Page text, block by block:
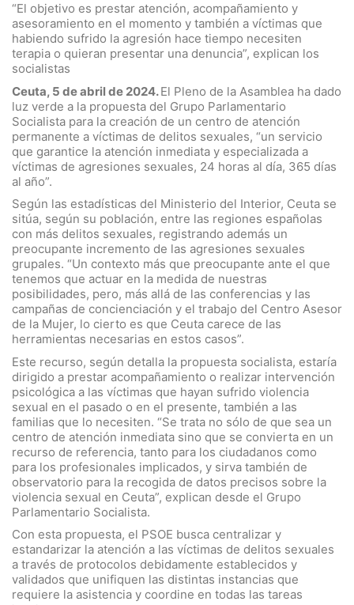
“El objetivo es prestar atención, acompañamiento y
asesoramiento en el momento y también a víctimas que
habiendo sufrido la agresión hace tiempo necesiten
terapia o quieran presentar una denuncia”, explican los
socialistas
Ceuta, 5 de abril de 2024.El Pleno de la Asamblea ha dado
luz verde a la propuesta del Grupo Parlamentario
Socialista para la creación de un centro de atención
permanente a víctimas de delitos sexuales, “un servicio
que garantice la atención inmediata y especializada a
víctimas de agresiones sexuales, 24 horas al día, 365 días
al año”.
Según las estadísticas del Ministerio del Interior, Ceuta se
sitúa, según su población, entre las regiones españolas
con más delitos sexuales, registrando además un
preocupante incremento de las agresiones sexuales
grupales. “Un contexto más que preocupante ante el que
tenemos que actuar en la medida de nuestras
posibilidades, pero, más allá de las conferencias y las
campañas de concienciación y el trabajo del Centro Asesor
de la Mujer, lo cierto es que Ceuta carece de las
herramientas necesarias en estos casos”.
Este recurso, según detalla la propuesta socialista, estaría
dirigido a prestar acompañamiento o realizar intervención
psicológica a las víctimas que hayan sufrido violencia
sexual en el pasado o en el presente, también a las
familias que lo necesiten. “Se trata no sólo de que sea un
centro de atención inmediata sino que se convierta en un
recurso de referencia, tanto para los ciudadanos como
para los profesionales implicados, y sirva también de
observatorio para la recogida de datos precisos sobre la
violencia sexual en Ceuta”, explican desde el Grupo
Parlamentario Socialista.
Con esta propuesta, el PSOE busca centralizar y
estandarizar la atención a las víctimas de delitos sexuales
a través de protocolos debidamente establecidos y
validados que unifiquen las distintas instancias que
requiere la asistencia y coordine en todas las tareas